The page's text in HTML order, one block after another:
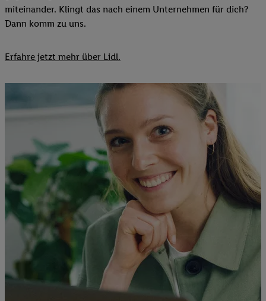
miteinander. Klingt das nach einem Unternehmen für dich?
Dann komm zu uns.​
Erfahre jetzt mehr über Lidl.